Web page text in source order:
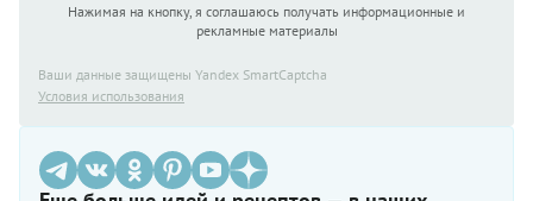
Нажимая на кнопку, я соглашаюсь получать информационные и
рекламные материалы
Ваши данные защищены Yandex SmartCaptcha
Условия использования